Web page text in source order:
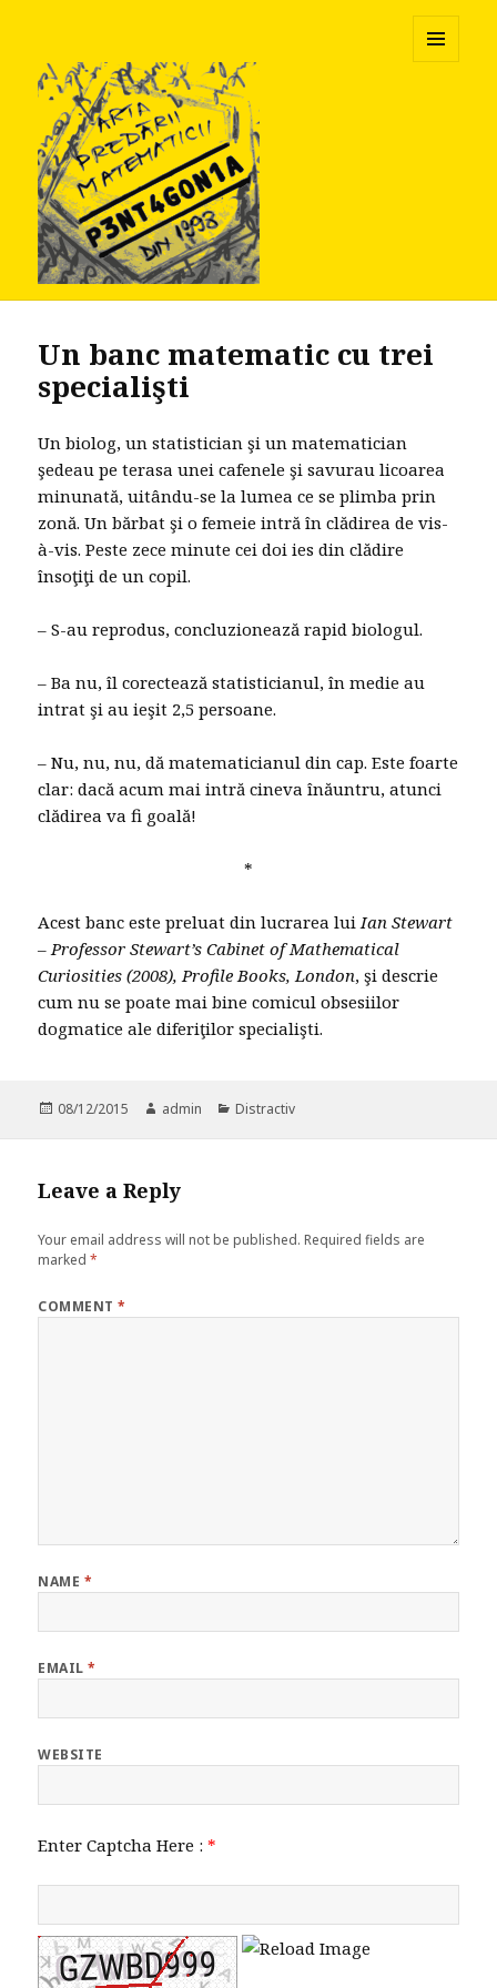
Un banc matematic cu trei
specialişti
Un biolog, un statistician şi un matematician
şedeau pe terasa unei cafenele şi savurau licoarea
minunată, uitându-se la lumea ce se plimba prin
zonă. Un bărbat şi o femeie intră în clădirea de vis-
à-vis. Peste zece minute cei doi ies din clădire
însoţiţi de un copil.
– S-au reprodus, concluzionează rapid biologul.
– Ba nu, îl corectează statisticianul, în medie au
intrat şi au ieşit 2,5 persoane.
– Nu, nu, nu, dă matematicianul din cap. Este foarte
clar: dacă acum mai intră cineva înăuntru, atunci
clădirea va fi goală!
*
Acest banc este preluat din lucrarea luiIan Stewart
– Professor Stewart’s Cabinet of Mathematical
Curiosities (2008), Profile Books, London, şi descrie
cum nu se poate mai bine comicul obsesiilor
dogmatice ale diferiţilor specialişti.
Posted
08/12/2015 Author
admin Categories
Distractiv
Leave a Reply
Your email address will not be published. Required fields are
marked*
COMMENT*
NAME *
EMAIL*
WEBSITE
Enter Captcha Here :*